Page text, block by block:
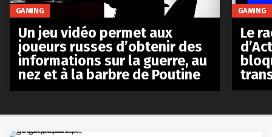
GAMING
Un jeu vidéo permet aux
joueurs russes d’obtenir des
informations sur la guerre, au
nez et à la barbre de Poutine
GAMING
Le